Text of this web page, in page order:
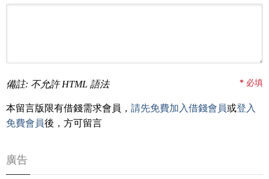
備註: 不允許 HTML 語法 * 必填
本留言版限有借錢需求會員， 請先免費加入借錢會員或登入
免費會員後，方可留言
廣告